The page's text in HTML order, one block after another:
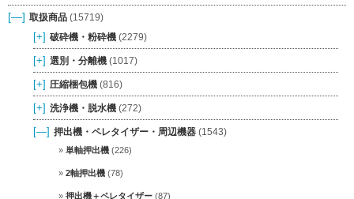
[—] 取扱商品 (15719)
[+] 破砕機・粉砕機 (2279)
[+] 選別・分離機 (1017)
[+] 圧縮梱包機 (816)
[+] 洗浄機・脱水機 (272)
[—] 押出機・ペレタイザー・周辺機器 (1543)
単軸押出機 (226)
2軸押出機 (78)
押出機＋ペレタイザー (87)